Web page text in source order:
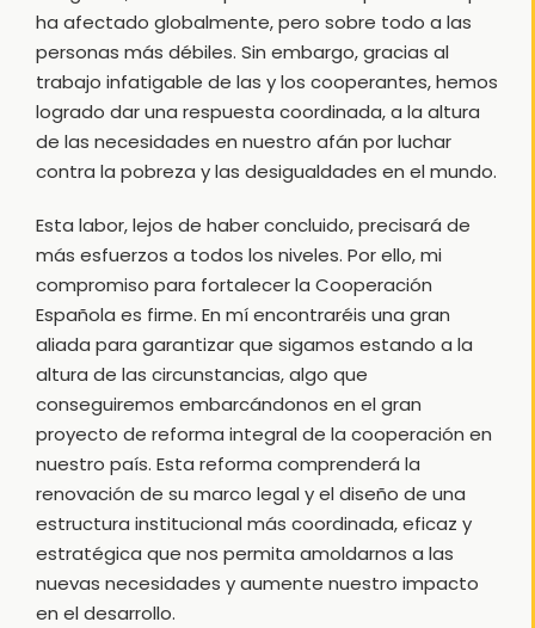
ha afectado globalmente, pero sobre todo a las
personas más débiles. Sin embargo, gracias al
trabajo infatigable de las y los cooperantes, hemos
logrado dar una respuesta coordinada, a la altura
de las necesidades en nuestro afán por luchar
contra la pobreza y las desigualdades en el mundo.
Esta labor, lejos de haber concluido, precisará de
más esfuerzos a todos los niveles. Por ello, mi
compromiso para fortalecer la Cooperación
Española es firme. En mí encontraréis una gran
aliada para garantizar que sigamos estando a la
altura de las circunstancias, algo que
conseguiremos embarcándonos en el gran
proyecto de reforma integral de la cooperación en
nuestro país. Esta reforma comprenderá la
renovación de su marco legal y el diseño de una
estructura institucional más coordinada, eficaz y
estratégica que nos permita amoldarnos a las
nuevas necesidades y aumente nuestro impacto
en el desarrollo.